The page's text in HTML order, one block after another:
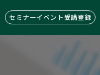
セミナーイベント受講登録